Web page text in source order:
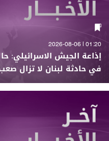
01:20 | 2026-08-06
إذاعة الجيش الاسرائيلي:
في حادثة لبنان لا تزال